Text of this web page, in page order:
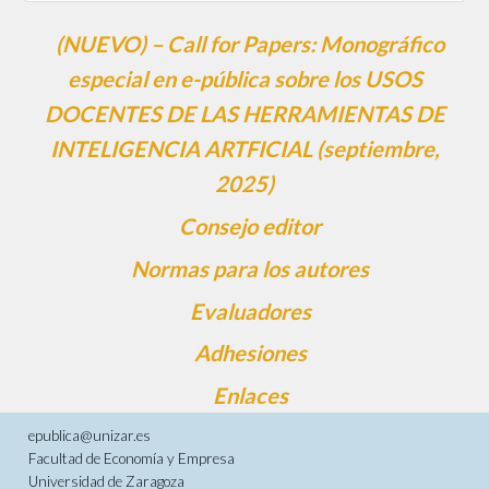
(NUEVO) – Call for Papers: Monográfico
especial en e-pública sobre los USOS
DOCENTES DE LAS HERRAMIENTAS DE
INTELIGENCIA ARTFICIAL (septiembre,
2025)
Consejo editor
Normas para los autores
Evaluadores
Adhesiones
Enlaces
epublica@unizar.es
Facultad de Economía y Empresa
Universidad de Zaragoza